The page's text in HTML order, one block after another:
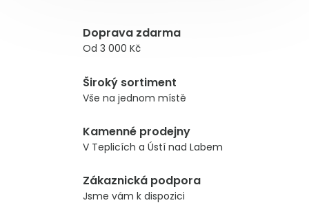
Doprava zdarma
Od 3 000 Kč
Široký sortiment
Vše na jednom místě
Kamenné prodejny
V Teplicích a Ústí nad Labem
Zákaznická podpora
Jsme vám k dispozici